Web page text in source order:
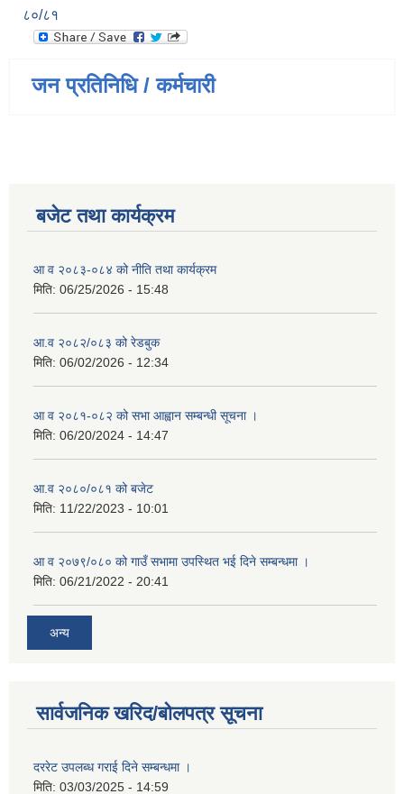
८०/८१
जन प्रतिनिधि / कर्मचारी
बजेट तथा कार्यक्रम
आ व २०८३-०८४ को नीति तथा कार्यक्रम
मिति: 06/25/2026 - 15:48
आ.व २०८२/०८३ को रेडबुक
मिति: 06/02/2026 - 12:34
आ व २०८१-०८२ को सभा आह्वान सम्बन्धी सूचना ।
मिति: 06/20/2024 - 14:47
आ.व २०८०/०८१ को बजेट
मिति: 11/22/2023 - 10:01
आ व २०७९/०८० को गाउँ सभामा उपस्थित भई दिने सम्बन्धमा ।
मिति: 06/21/2022 - 20:41
अन्य
सार्वजनिक खरिद/बोलपत्र सूचना
दररेट उपलब्ध गराई दिने सम्बन्धमा ।
मिति: 03/03/2025 - 14:59